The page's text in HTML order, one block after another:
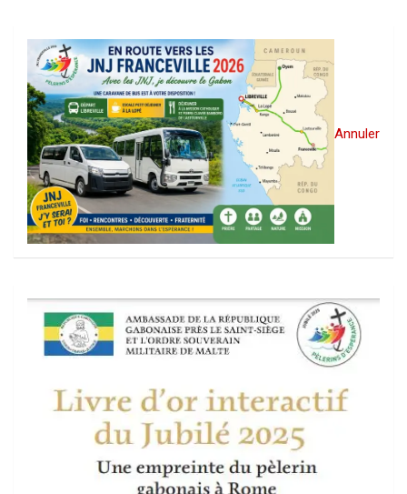
Annuler